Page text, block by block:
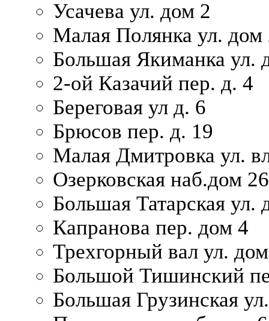
Усачева ул. дом 2
Малая Полянка ул. дом
Большая Якиманка ул.
2-ой Казачий пер. д. 4
Береговая ул д. 6
Брюсов пер. д. 19
Малая Дмитровка ул.
Озерковская наб.дом 26
Большая Татарская ул.
Капранова пер. дом 4
Трехгорный вал ул.
Большой Тишинский
Большая Грузинская